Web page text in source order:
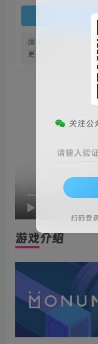
版本信息
更新日期
游戏介绍
关注公
请输入验
扫码登